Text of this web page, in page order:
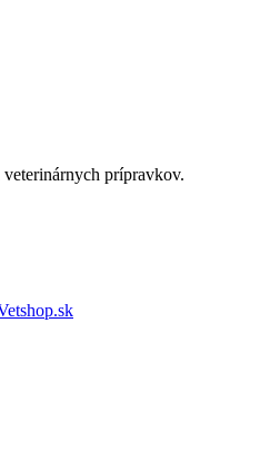
veterinárnych prípravkov.